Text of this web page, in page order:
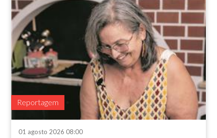
Reportagem
01 agosto 2026 08:00